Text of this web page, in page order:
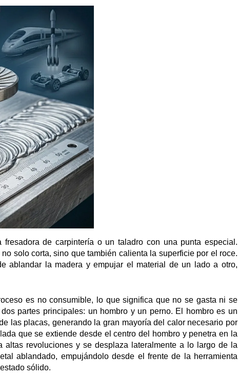
de carpintería o un taladro con una punta especial.
solo corta, sino que también calienta la superficie por el roce.
ablandar la madera y empujar el material de un lado a otro,
es no consumible, lo que significa que no se gasta ni se
partes principales: un hombro y un perno. El hombro es un
las placas, generando la gran mayoría del calor necesario por
que se extiende desde el centro del hombro y penetra en la
revoluciones y se desplaza lateralmente a lo largo de la
ablandado, empujándolo desde el frente de la herramienta
sólido.